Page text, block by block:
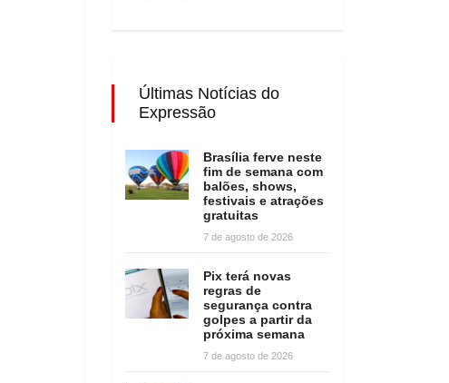
Últimas Notícias do
Expressão
Brasília ferve neste
fim de semana com
balões, shows,
festivais e atrações
gratuitas
7 de agosto de 2026
Pix terá novas
regras de
segurança contra
golpes a partir da
próxima semana
7 de agosto de 2026